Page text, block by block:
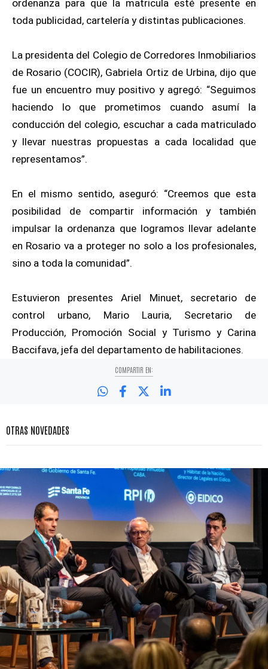
ordenanza para que la matricula esté presente en
toda publicidad, cartelería y distintas publicaciones.
La presidenta del Colegio de Corredores Inmobiliarios
de Rosario (COCIR), Gabriela Ortiz de Urbina, dijo que
fue un encuentro muy positivo y agregó: “Seguimos
haciendo lo que prometimos cuando asumí la
conducción del colegio, escuchar a cada matriculado
y llevar nuestras propuestas a cada localidad que
representamos”.
En el mismo sentido, aseguró: “Creemos que esta
posibilidad de compartir información y también
impulsar la ordenanza que logramos llevar adelante
en Rosario va a proteger no solo a los profesionales,
sino a toda la comunidad”.
Estuvieron presentes Ariel Minuet, secretario de
control urbano, Mario Lauria, Secretario de
Producción, Promoción Social y Turismo y Carina
Baccifava, jefa del departamento de habilitaciones.
COMPARTIR EN:
OTRAS NOVEDADES